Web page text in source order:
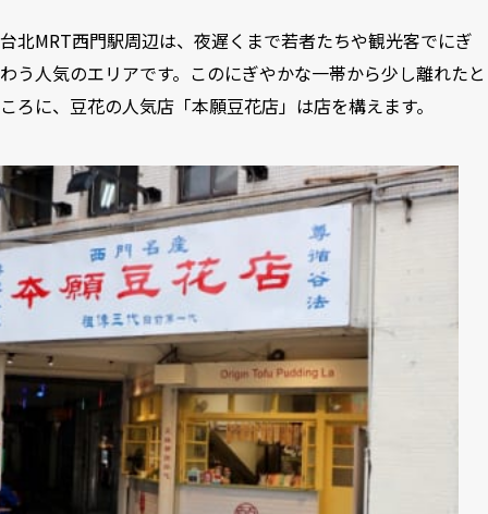
台北MRT西門駅周辺は、夜遅くまで若者たちや観光客でにぎ
わう人気のエリアです。このにぎやかな一帯から少し離れたと
ころに、豆花の人気店「本願豆花店」は店を構えます。